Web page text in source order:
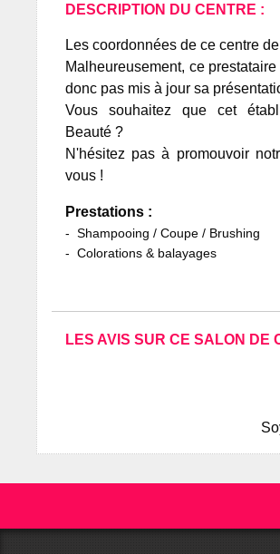
DESCRIPTION DU CENTRE :
Les coordonnées de ce centre
Malheureusement, ce
donc pas mis à jour sa
Vous souhaitez que cet
Beauté ?
N'hésitez pas à promouvoir
vous !
Prestations :
Shampooing / Coupe / Brushing
Colorations & balayages
LES AVIS SUR CE SALON DE